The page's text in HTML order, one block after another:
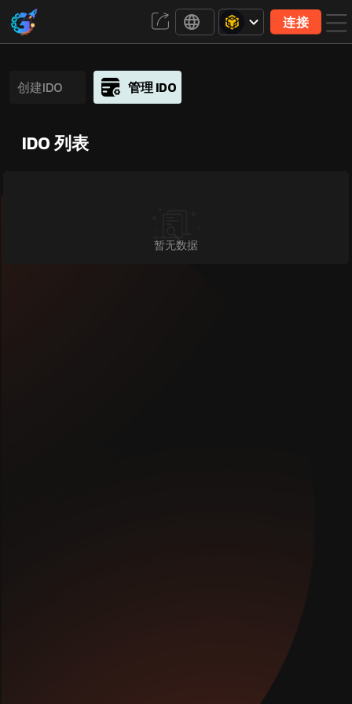
连接
创建IDO 管理 IDO
IDO 列表
暂无数据